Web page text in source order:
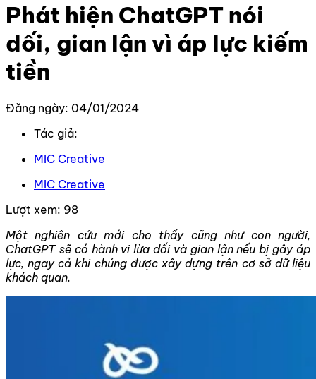
Phát hiện ChatGPT nói
dối, gian lận vì áp lực kiếm
tiền
Đăng ngày: 04/01/2024
Tác giả:
MIC Creative
MIC Creative
Lượt xem: 98
Một nghiên cứu mới cho thấy cũng như con người,
ChatGPT sẽ có hành vi lừa dối và gian lận nếu bị gây áp
lực, ngay cả khi chúng được xây dựng trên cơ sở dữ liệu
khách quan.